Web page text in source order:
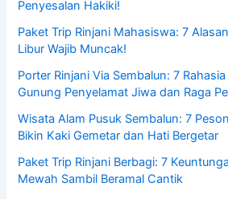
Penyesalan Hakiki!
Paket Trip Rinjani Mahasiswa: 7
Libur Wajib Muncak!
Porter Rinjani Via Sembalun: 7
Gunung Penyelamat Jiwa dan Raga
Wisata Alam Pusuk Sembalun: 7
Bikin Kaki Gemetar dan Hati Bergetar
Paket Trip Rinjani Berbagi: 7
Mewah Sambil Beramal Cantik